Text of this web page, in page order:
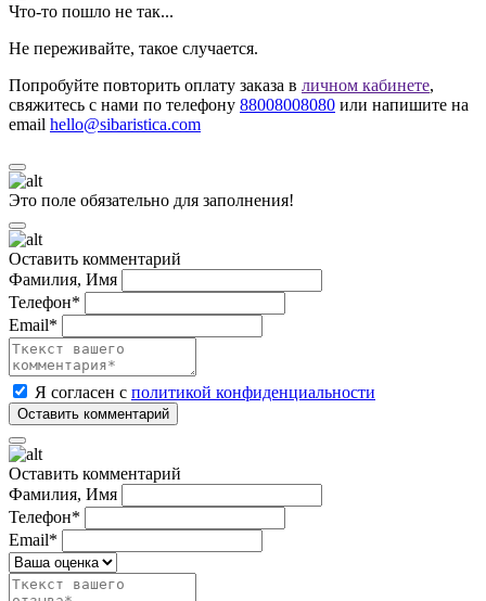
Что-то пошло не так...
Не переживайте, такое случается.
Попробуйте повторить оплату заказа в личном кабинете,
свяжитесь с нами по телефону 88008008080 или напишите на
email hello@sibaristica.com
Это поле обязательно для заполнения!
Оставить комментарий
Фамилия, Имя
Телефон*
Email*
Я согласен с политикой конфиденциальности
Оставить комментарий
Фамилия, Имя
Телефон*
Email*